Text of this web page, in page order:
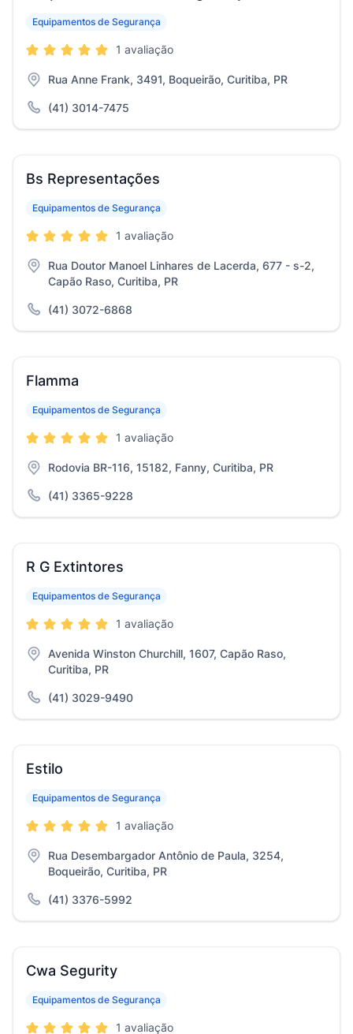
Equipamentos de Segurança
1 avaliação
Rua Anne Frank, 3491, Boqueirão, Curitiba, PR
(41) 3014-7475
Bs Representações
Equipamentos de Segurança
1 avaliação
Rua Doutor Manoel Linhares de Lacerda, 677 - s-2,
Capão Raso, Curitiba, PR
(41) 3072-6868
Flamma
Equipamentos de Segurança
1 avaliação
Rodovia BR-116, 15182, Fanny, Curitiba, PR
(41) 3365-9228
R G Extintores
Equipamentos de Segurança
1 avaliação
Avenida Winston Churchill, 1607, Capão Raso,
Curitiba, PR
(41) 3029-9490
Estilo
Equipamentos de Segurança
1 avaliação
Rua Desembargador Antônio de Paula, 3254,
Boqueirão, Curitiba, PR
(41) 3376-5992
Cwa Segurity
Equipamentos de Segurança
1 avaliação